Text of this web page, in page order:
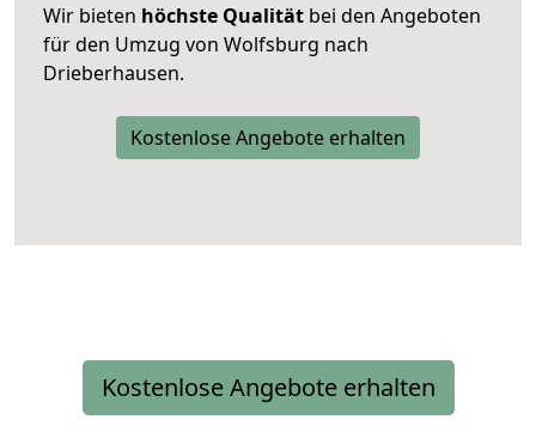
Wir bieten höchste Qualität bei den Angeboten
für den Umzug von Wolfsburg nach
Drieberhausen.
Kostenlose Angebote erhalten
Kostenlose Angebote erhalten